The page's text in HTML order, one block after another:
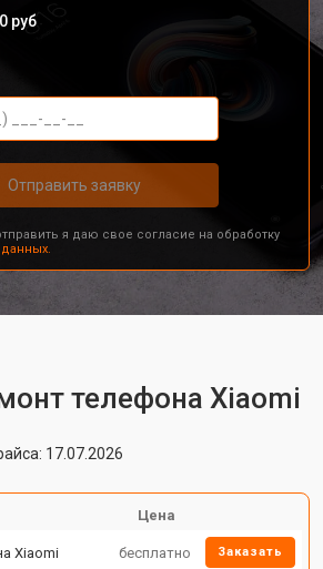
руб
Отправить заявку
я даю свое согласие на обработку
телефона Xiaomi
17.07.2026
Цена
Xiaomi бесплатно Заказать